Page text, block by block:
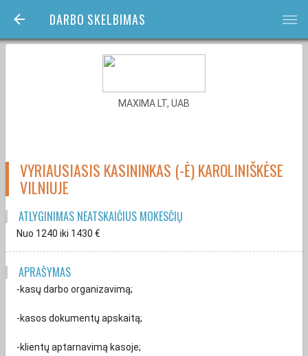
DARBO SKELBIMAS bars
MAXIMA LT, UAB
VYRIAUSIASIS KASININKAS (-Ė) KAROLINIŠKĖSE
VILNIUJE
ATLYGINIMAS NEATSKAIČIUS MOKESČIŲ
Nuo 1240 iki 1430 €
APRAŠYMAS
-kasų darbo organizavimą;
-kasos dokumentų apskaitą;
-klientų aptarnavimą kasoje;